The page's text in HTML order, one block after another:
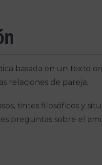
basada en un texto
relaciones de pareja.
tintes filosóficos y
preguntas sobre el